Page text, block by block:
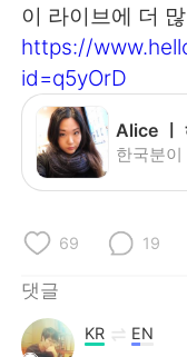
이 라이브에 더
https://
id=q5yOrD
69 19
댓글
KR EN